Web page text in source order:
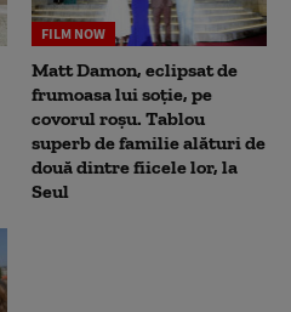
FILM NOW
Matt Damon, eclipsat de
frumoasa lui soție, pe
covorul roșu. Tablou
superb de familie alături de
două dintre fiicele lor, la
Seul